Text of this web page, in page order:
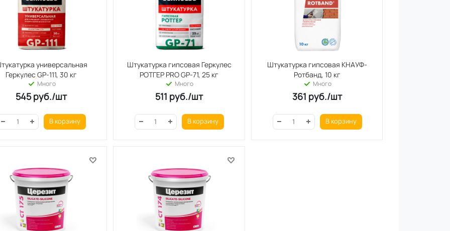
универсальная
Геркулес GP-111, 30 кг
Много
545руб./шт
В корзину
Штукатурка гипсовая Геркулес
РОТГЕР PRO GP-71, 25 кг
Много
511 руб./шт
В корзину
Штукатурка гипсовая КНАУФ-
Ротбанд, 10 кг
Много
361 руб./шт
В корзину